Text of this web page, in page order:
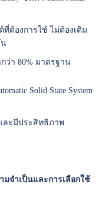
การใช้ ไม่ต้องเติม
80% มาตรฐาน
Solid State System
มีประสิทธิภาพ
มจำเป็นและการเลือกใช้